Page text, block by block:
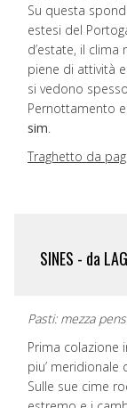
Su questa
estesi del
d’estate, il
piene di attività
si vedono
Pernottamento
sim
Traghetto da
SINES - da
Pasti: mezza
Prima colazione
piu’ meridionale
Sulle sue cime